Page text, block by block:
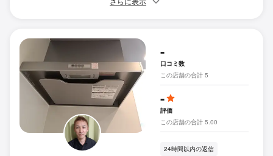
-
口コミ数
この店舗の合計 5
-
評価
この店舗の合計 5.00
24時間以内の返信